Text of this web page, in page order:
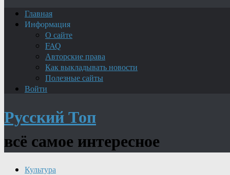
Главная
Информация
О сайте
FAQ
Авторские права
Как выкладывать новости
Полезные сайты
Войти
Русский Топ
всё самое интересное
Культура